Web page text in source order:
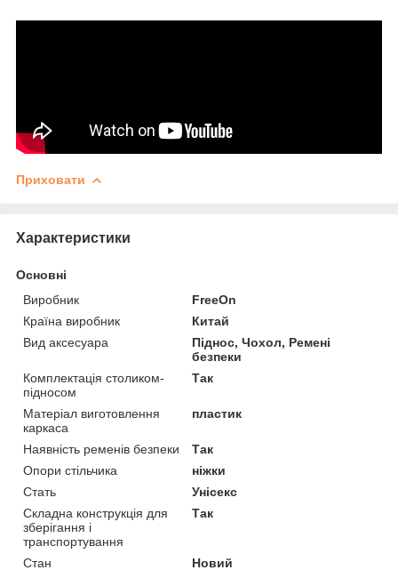
Приховати
Характеристики
Основні
Виробник
FreeOn
Країна виробник
Китай
Вид аксесуара
Піднос, Чохол, Ремені
безпеки
Комплектація столиком-
підносом
Так
Матеріал виготовлення
каркаса
пластик
Наявність ременів безпеки
Так
Опори стільчика
ніжки
Стать
Унісекс
Складна конструкція для
зберігання і
транспортування
Так
Стан Новий